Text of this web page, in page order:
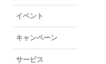
イベント
キャンペーン
サービス